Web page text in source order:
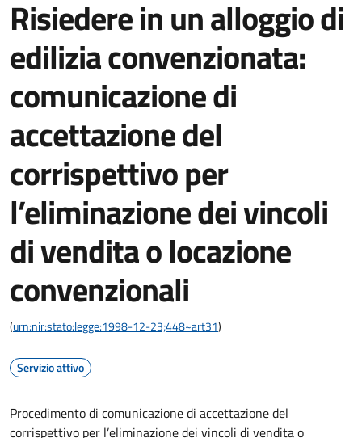
Risiedere in un alloggio di
edilizia convenzionata:
comunicazione di
accettazione del
corrispettivo per
l’eliminazione dei vincoli
di vendita o locazione
convenzionali
(urn:nir:stato:legge:1998-12-23;448~art31)
Servizio attivo
Procedimento di comunicazione di accettazione del
corrispettivo per l’eliminazione dei vincoli di vendita o